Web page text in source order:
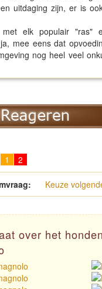
uitdaging zijn, er is
elk populair "ras"
mee eens dat
nog heel veel
1 2
Keuze
over het